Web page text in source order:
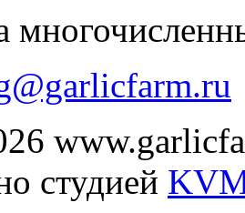
студией